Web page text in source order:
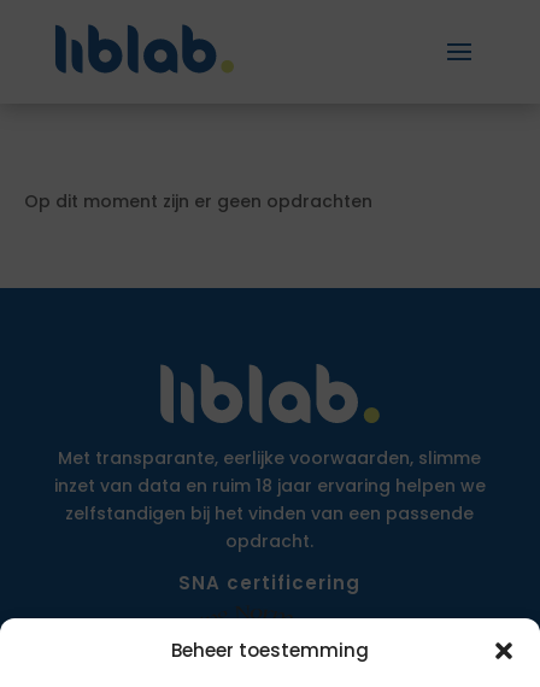
Beheer toestemming
Op dit moment zijn er geen opdrachten
Met transparante, eerlijke voorwaarden, slimme
inzet van data en ruim 18 jaar ervaring helpen we
zelfstandigen bij het vinden van een passende
opdracht.
SNA certificering